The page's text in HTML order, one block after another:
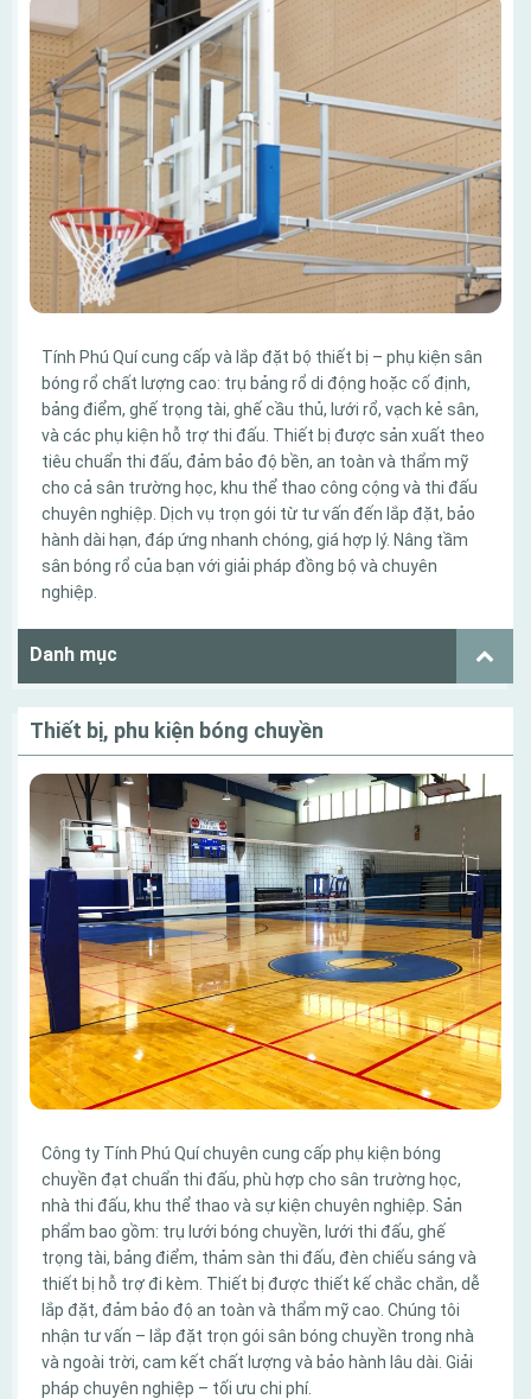
Tính Phú Quí cung cấp và lắp đặt bộ thiết bị – phụ kiện sân
bóng rổ chất lượng cao: trụ bảng rổ di động hoặc cố định,
bảng điểm, ghế trọng tài, ghế cầu thủ, lưới rổ, vạch kẻ sân,
và các phụ kiện hỗ trợ thi đấu. Thiết bị được sản xuất theo
tiêu chuẩn thi đấu, đảm bảo độ bền, an toàn và thẩm mỹ
cho cả sân trường học, khu thể thao công cộng và thi đấu
chuyên nghiệp. Dịch vụ trọn gói từ tư vấn đến lắp đặt, bảo
hành dài hạn, đáp ứng nhanh chóng, giá hợp lý. Nâng tầm
sân bóng rổ của bạn với giải pháp đồng bộ và chuyên
nghiệp.
Danh mục
Thiết bị, phu kiện bóng chuyền
Công ty Tính Phú Quí chuyên cung cấp phụ kiện bóng
chuyền đạt chuẩn thi đấu, phù hợp cho sân trường học,
nhà thi đấu, khu thể thao và sự kiện chuyên nghiệp. Sản
phẩm bao gồm: trụ lưới bóng chuyền, lưới thi đấu, ghế
trọng tài, bảng điểm, thảm sàn thi đấu, đèn chiếu sáng và
thiết bị hỗ trợ đi kèm. Thiết bị được thiết kế chắc chắn, dễ
lắp đặt, đảm bảo độ an toàn và thẩm mỹ cao. Chúng tôi
nhận tư vấn – lắp đặt trọn gói sân bóng chuyền trong nhà
và ngoài trời, cam kết chất lượng và bảo hành lâu dài. Giải
pháp chuyên nghiệp – tối ưu chi phí.